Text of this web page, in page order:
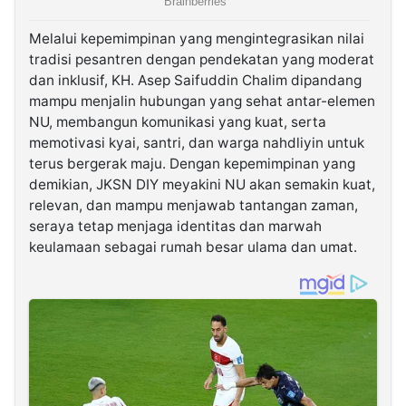
Melalui kepemimpinan yang mengintegrasikan nilai
tradisi pesantren dengan pendekatan yang moderat
dan inklusif, KH. Asep Saifuddin Chalim dipandang
mampu menjalin hubungan yang sehat antar-elemen
NU, membangun komunikasi yang kuat, serta
memotivasi kyai, santri, dan warga nahdliyin untuk
terus bergerak maju. Dengan kepemimpinan yang
demikian, JKSN DIY meyakini NU akan semakin kuat,
relevan, dan mampu menjawab tantangan zaman,
seraya tetap menjaga identitas dan marwah
keulamaan sebagai rumah besar ulama dan umat.